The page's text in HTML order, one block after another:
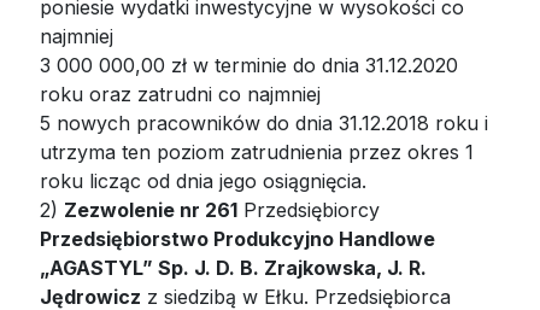
poniesie wydatki inwestycyjne w wysokości co
najmniej
3 000 000,00 zł w terminie do dnia 31.12.2020
roku oraz zatrudni co najmniej
5 nowych pracowników do dnia 31.12.2018 roku i
utrzyma ten poziom zatrudnienia przez okres 1
roku licząc od dnia jego osiągnięcia.
2) Zezwolenie nr 261 Przedsiębiorcy
Przedsiębiorstwo Produkcyjno Handlowe
„AGASTYL” Sp. J. D. B. Zrajkowska, J. R.
Jędrowicz z siedzibą w Ełku. Przedsiębiorca